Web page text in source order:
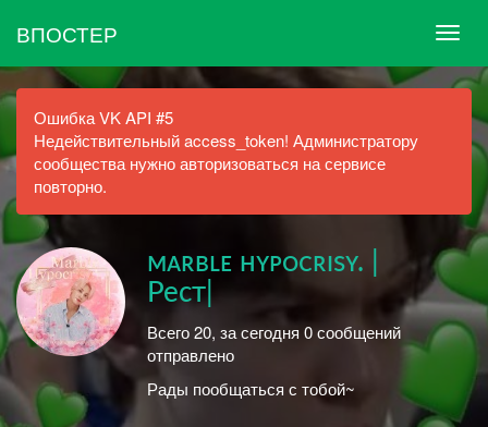
ВПОСТЕР
Ошибка VK API #5
Недействительный access_token! Администратору
сообщества нужно авторизоваться на сервисе
повторно.
ᴍᴀʀʙʟᴇ ʜʏᴘᴏᴄʀɪsʏ. |
Рест|
Всего 20, за сегодня 0 сообщений
отправлено
Рады пообщаться с тобой~